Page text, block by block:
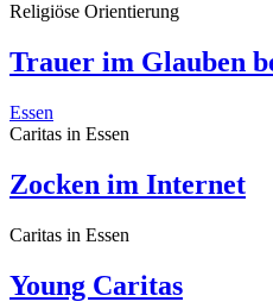
Religiöse Orientierung
Trauer im Glauben
Essen
Caritas in Essen
Zocken im Internet
Caritas in Essen
Young Caritas